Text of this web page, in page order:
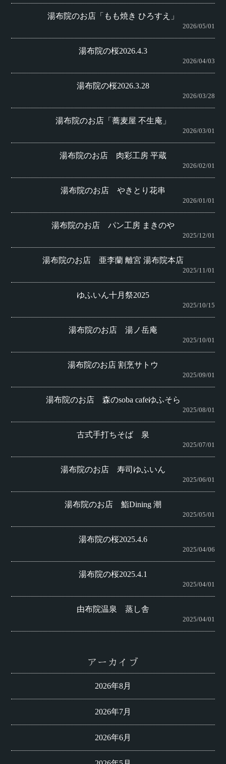
湯布院のお店「もも焼き ひろすえ」
2026/05/01
湯布院の桜2026.4.3
2026/04/03
湯布院の桜2026.3.28
2026/03/28
湯布院のお店「蕎麦屋 不生庵」
2026/03/01
湯布院のお店 肉彩工房 平蔵
2026/02/01
湯布院のお店 やきとり花串
2026/01/01
湯布院のお店 パン工房 まきのや
2025/12/01
湯布院のお店 亜李蘭 離宮 湯布院本店
2025/11/01
ゆふいん十月祭2025
2025/10/15
湯布院のお店 湯ノ岳庵
2025/10/01
湯布院のお店 割烹サトウ
2025/09/01
湯布院のお店 森のsoba cafeゆふそら
2025/08/01
古式手打ちそば 泉
2025/07/01
湯布院のお店 寿司ゆふいん
2025/06/01
湯布院のお店 鮨Dining 潮
2025/05/01
湯布院の桜2025.4.6
2025/04/06
湯布院の桜2025.4.1
2025/04/01
由布院温泉 蒸し舎
2025/04/01
アーカイブ
2026年8月
2026年7月
2026年6月